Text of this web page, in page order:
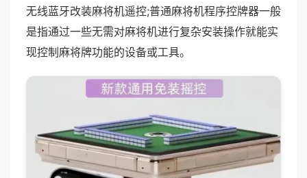
无线蓝牙改装麻将机遥控;普通麻将机程序控牌器一般
是指通过一些无需对麻将机进行复杂安装操作就能实
现控制麻将牌功能的设备或工具。